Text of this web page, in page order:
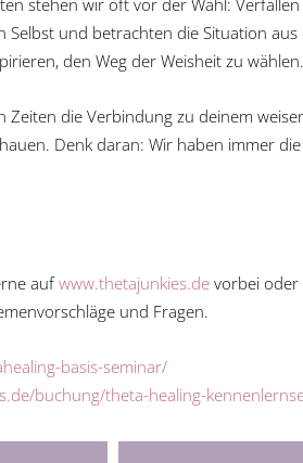
stehen wir oft vor der Wahl:
und betrachten die Situation aus
den Weg der Weisheit zu wählen.
die Verbindung zu deinem
Denk daran: Wir haben immer die
aufwww.thetajunkies.de vorbei oder
und Fragen.
basis-seminar/
buchung/theta-healing-